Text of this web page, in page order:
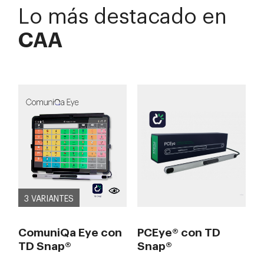
Lo más destacado en
CAA
3 VARIANTES
ComuniQa Eye con
TD Snap®
PCEye® con TD
Snap®